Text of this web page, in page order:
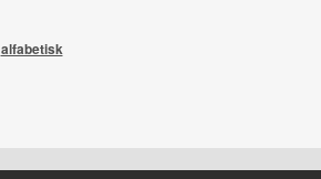
alfabetisk